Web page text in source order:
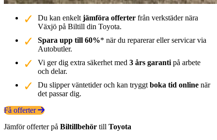
Du kan enkelt jämföra offerter från verkstäder nära
Växjö på Biltill din Toyota.
Spara upp till 60%* när du reparerar eller servicar via
Autobutler.
Vi ger dig extra säkerhet med 3 års garanti på arbete
och delar.
Du slipper väntetider och kan tryggt boka tid online när
det passar dig.
Få offerter
Jämför offerter på Biltillbehör till Toyota